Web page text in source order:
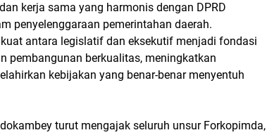
kerja sama yang harmonis dengan DPRD
penyelenggaraan pemerintahan daerah.
antara legislatif dan eksekutif menjadi fondasi
pembangunan berkualitas, meningkatkan
kebijakan yang benar-benar menyentuh
turut mengajak seluruh unsur Forkopimda,